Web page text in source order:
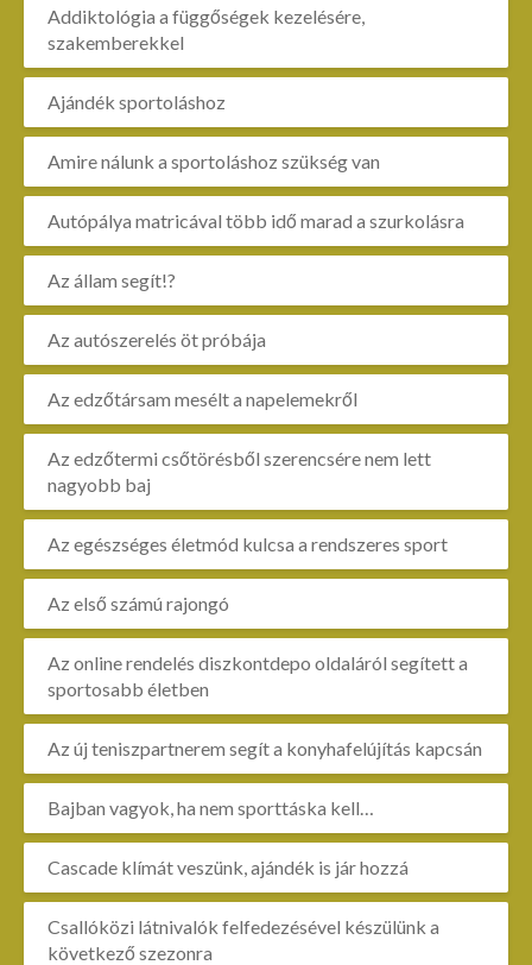
Addiktológia a függőségek kezelésére,
szakemberekkel
Ajándék sportoláshoz
Amire nálunk a sportoláshoz szükség van
Autópálya matricával több idő marad a szurkolásra
Az állam segít!?
Az autószerelés öt próbája
Az edzőtársam mesélt a napelemekről
Az edzőtermi csőtörésből szerencsére nem lett
nagyobb baj
Az egészséges életmód kulcsa a rendszeres sport
Az első számú rajongó
Az online rendelés diszkontdepo oldaláról segített a
sportosabb életben
Az új teniszpartnerem segít a konyhafelújítás kapcsán
Bajban vagyok, ha nem sporttáska kell…
Cascade klímát veszünk, ajándék is jár hozzá
Csallóközi látnivalók felfedezésével készülünk a
következő szezonra